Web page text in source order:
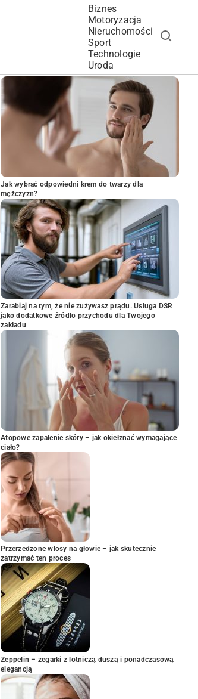
Biznes
Motoryzacja
Nieruchomości
Sport
Technologie
Uroda
POPULARNE ARTYKUŁY
Jak wybrać odpowiedni krem do twarzy dla
mężczyzn?
Zarabiaj na tym, że nie zużywasz prądu. Usługa DSR
jako dodatkowe źródło przychodu dla Twojego
zakładu
Atopowe zapalenie skóry – jak okiełznać wymagające
ciało?
Przerzedzone włosy na głowie – jak skutecznie
zatrzymać ten proces
Zeppelin – zegarki z lotniczą duszą i ponadczasową
elegancją